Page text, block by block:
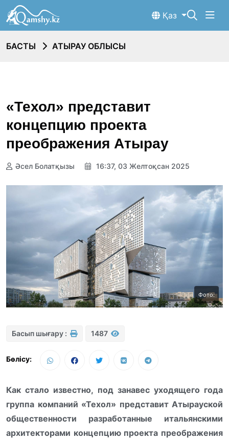
Қаз
БАСТЫ АТЫРАУ ОБЛЫСЫ
«Техол» представит
концепцию проекта
преображения Атырау
Әсел Болатқызы 16:37, 03 Желтоқсан 2025
Фото:
Басып шығару : 1487
Бөлісу:
Как стало известно, под занавес уходящего года
группа компаний «Техол» представит Атырауской
общественности разработанные итальянскими
архитекторами концепцию проекта преображения